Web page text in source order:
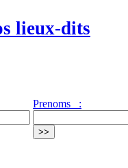
lieux-dits
Prenoms :